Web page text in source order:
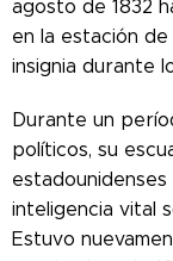
agosto de 1832
en la estación
insignia durante
Durante un
políticos, su
inteligencia vital
Estuvo